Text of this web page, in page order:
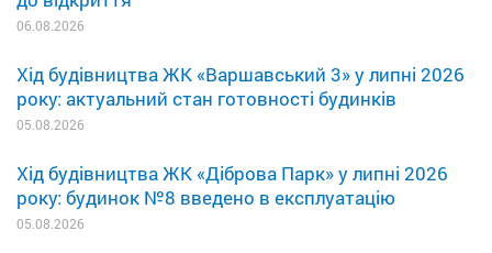
06.08.2026
Хід будівництва ЖК «Варшавський 3» у липні 2026
року: актуальний стан готовності будинків
05.08.2026
Хід будівництва ЖК «Діброва Парк» у липні 2026
року: будинок №8 введено в експлуатацію
05.08.2026